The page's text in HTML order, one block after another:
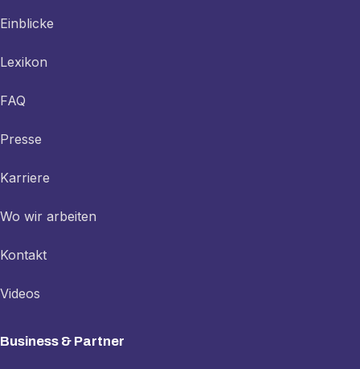
Einblicke
Lexikon
FAQ
Presse
Karriere
Wo wir arbeiten
Kontakt
Videos
Business & Partner